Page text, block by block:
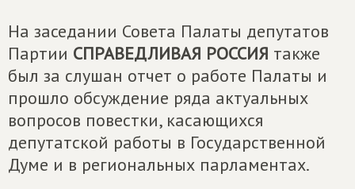
На заседании Совета Палаты депутатов
Партии СПРАВЕДЛИВАЯ РОССИЯ также
был за слушан отчет о работе Палаты и
прошло обсуждение ряда актуальных
вопросов повестки, касающихся
депутатской работы в Государственной
Думе и в региональных парламентах.